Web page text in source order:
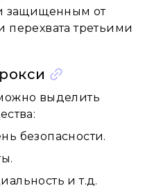
защищенным от
третьими
выделить
безопасности.
и т.д.